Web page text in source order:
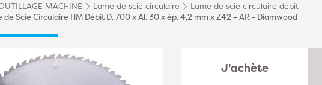
MACHINE Lame de scie circulaire
Lame de scie circulaire débit
de Scie Circulaire HM Débit D. 700 x Al. 30 x ép. 4,2 mm x Z42 + AR - Diamwood
J'achète